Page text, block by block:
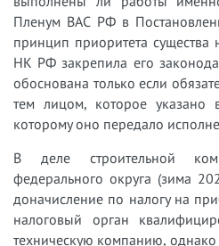
Пленум ВАС РФ в
принцип приоритета
НК РФ закрепила его
обоснована только если
тем лицом, которое указано
которому оно передало
В деле строительной
федерального округа (зима
доначисление по налогу на
налоговый орган
техническую компанию, однако